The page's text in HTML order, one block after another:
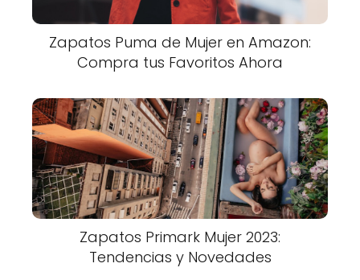
Zapatos Puma de Mujer en Amazon:
Compra tus Favoritos Ahora
Zapatos Primark Mujer 2023:
Tendencias y Novedades